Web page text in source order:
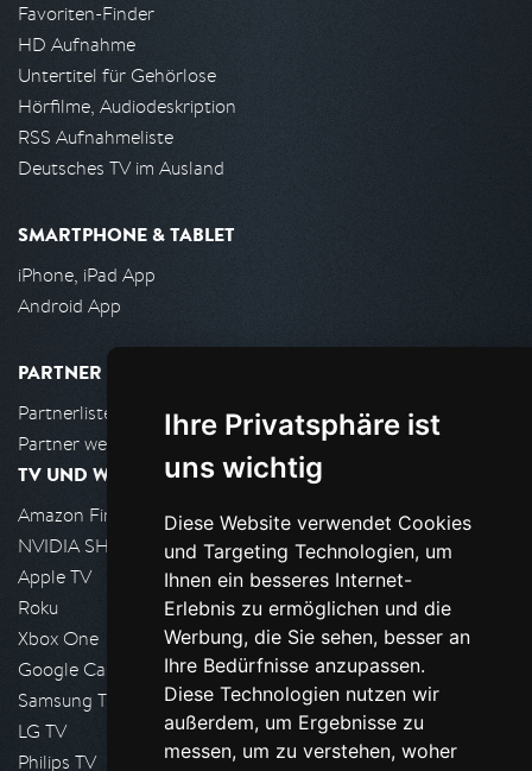
Ihre Privatsphäre ist
uns wichtig
Diese Website verwendet Cookies
und Targeting Technologien, um
Ihnen ein besseres Internet-
Erlebnis zu ermöglichen und die
Werbung, die Sie sehen, besser an
Ihre Bedürfnisse anzupassen.
Diese Technologien nutzen wir
außerdem, um Ergebnisse zu
messen, um zu verstehen, woher
Favoriten-Finder
HD Aufnahme
Untertitel für Gehörlose
Hörfilme, Audiodeskription
RSS Aufnahmeliste
Deutsches TV im Ausland
SMARTPHONE & TABLET
iPhone, iPad App
Android App
PARTNER
Partnerliste
Partner werden
TV UND WOHNZIMMER
Amazon FireTV
NVIDIA SHIELD, Google TV
Apple TV
Roku
Xbox One
Google Cast
Samsung TV
LG TV
Philips TV